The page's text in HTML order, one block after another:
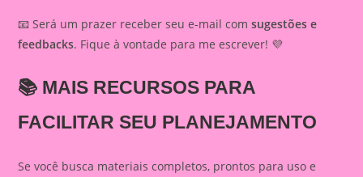
📧 Será um prazer receber seu e-mail comsugestões e
feedbacks. Fique à vontade para me escrever! 💜
📚 MAIS RECURSOS PARA
FACILITAR SEU PLANEJAMENTO
Se você busca materiais completos, prontos para uso e